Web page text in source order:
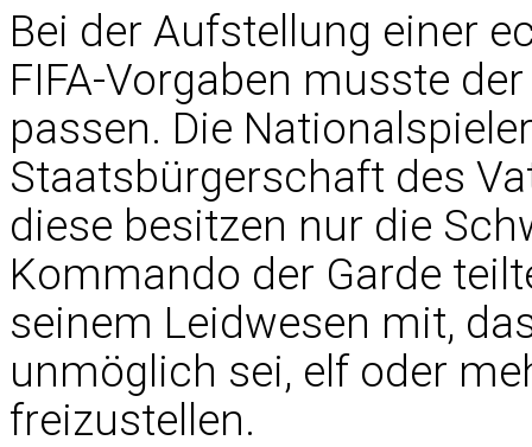
Bei der Aufstellung einer
FIFA-Vorgaben musste
passen. Die
Staatsbürgerschaft des
diese besitzen nur die
Kommando der Garde
seinem Leidwesen mit,
unmöglich sei, elf oder
freizustellen.